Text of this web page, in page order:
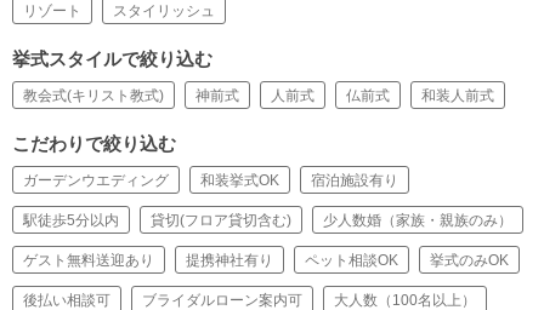
リゾート スタイリッシュ
挙式スタイルで絞り込む
教会式(キリスト教式) 神前式 人前式 仏前式 和装人前式
こだわりで絞り込む
ガーデンウエディング 和装挙式OK 宿泊施設有り
駅徒歩5分以内 貸切(フロア貸切含む) 少人数婚（家族・親族のみ）
ゲスト無料送迎あり 提携神社有り ペット相談OK 挙式のみOK
後払い相談可 ブライダルローン案内可 大人数（100名以上）